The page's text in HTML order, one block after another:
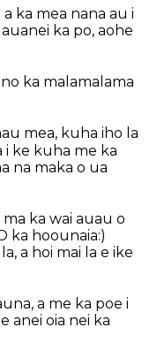
ka mea nana au i
ka po, aohe
ka malamalama
mea, kuha iho la
i ke kuha me ka
na maka o ua
ma ka wai auau o
ka hoounaia:)
a hoi mai la e ike
a me ka poe i
anei oia nei ka